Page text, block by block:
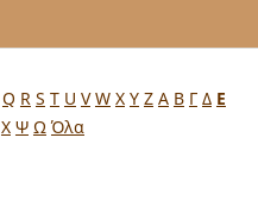
Q R S T U V W X Y Z Α Β Γ Δ Ε
Χ Ψ Ω Όλα